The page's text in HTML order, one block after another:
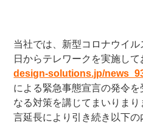
当社では、新型コロナウイ
日からテレワークを実施し
design-solutions.jp/
による緊急事態宣言の発令
なる対策を講じてまいりま
言延長により引き続き以下